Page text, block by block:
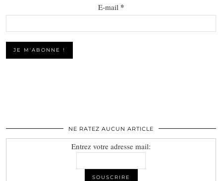
E-mail *
NE RATEZ AUCUN ARTICLE
Entrez votre adresse mail: